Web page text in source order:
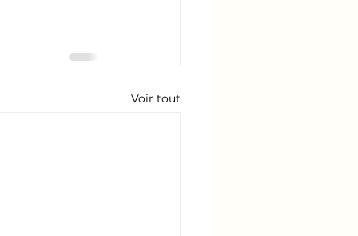
Voir tout